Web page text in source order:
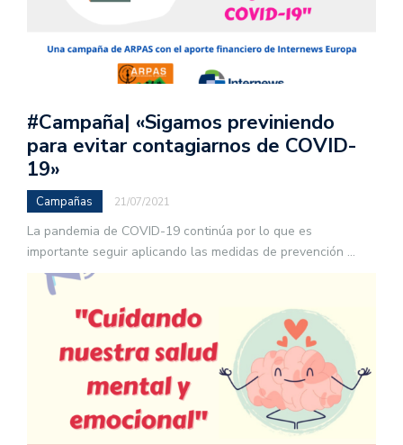
#Campaña| «Sigamos previniendo
para evitar contagiarnos de COVID-
19»
Campañas 21/07/2021
La pandemia de COVID-19 continúa por lo que es
importante seguir aplicando las medidas de prevención ...